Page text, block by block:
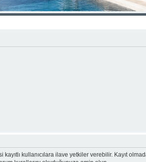
kullanıcılara ilave yetkiler verebilir. Kayıt